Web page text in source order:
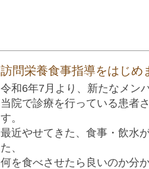
訪問栄養食事指導をはじめ
令和6年7月より、新たなメン
当院で診療を行っている患者
す。
最近やせてきた、食事・飲水
た、
何を食べさせたら良いのか分